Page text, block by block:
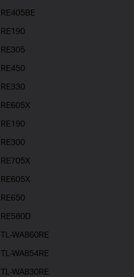
RE405BE
RE190
RE305
RE450
RE330
RE605X
RE190
RE300
RE705X
RE605X
RE650
RE580D
TL-WA860RE
TL-WA854RE
TL-WA830RE